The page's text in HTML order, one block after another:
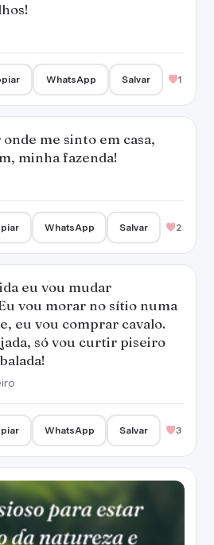
WhatsApp Salvar 1
me sinto em casa,
minha fazenda!
WhatsApp Salvar 2
eu vou mudar
vou morar no sítio numa
eu vou comprar cavalo.
só vou curtir piseiro
WhatsApp Salvar 3